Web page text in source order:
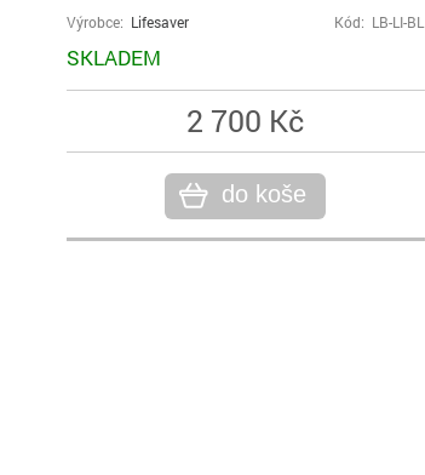
Výrobce: Lifesaver Kód: LB-LI-BL
SKLADEM
2 700 Kč
do koše